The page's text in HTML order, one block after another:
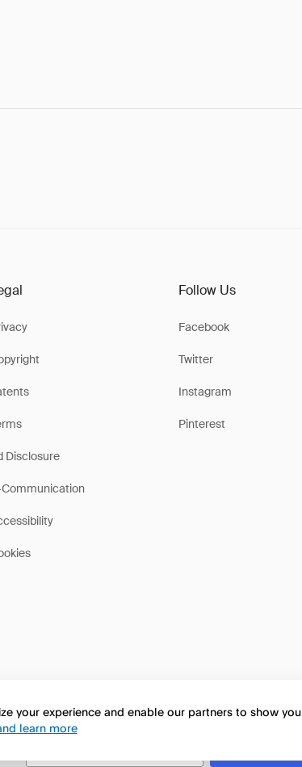
Disclosure
Follow Us
Facebook
Twitter
Instagram
Pinterest
your experience and enable our partners to show you
learn more